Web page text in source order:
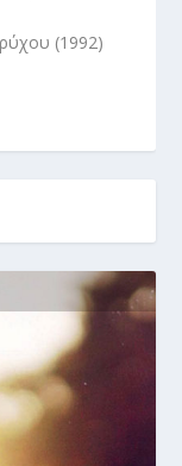
(1992)